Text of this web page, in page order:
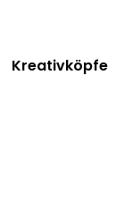
Kreativköpfe